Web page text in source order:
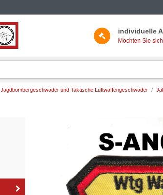
individuelle
Möchten Sie
Jagdbombergeschwader und Taktische Luftwaffengeschwader